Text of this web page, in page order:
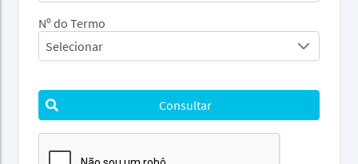
Nº do Termo
Selecionar
Consultar